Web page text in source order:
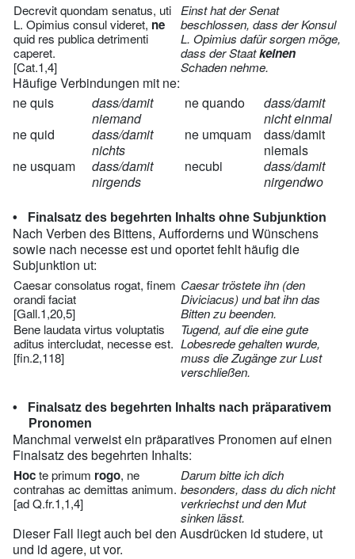
Decrevit quondam senatus, uti
L. Opimius consul videret, ne
quid res publica detrimenti
caperet.
[Cat.1,4]
Einst hat der Senat
beschlossen, dass der Konsul
L. Opimius dafür sorgen möge,
dass der Staatkeinen
Schaden nehme.
Häufige Verbindungen mit ne:
ne quis
dass/damit
niemand
ne quando
dass/damit
nicht einmal
ne quid
dass/damit
nichts
ne umquam
dass/damit
niemals
ne usquam
dass/damit
nirgends
necubi
dass/damit
nirgendwo
Finalsatz des begehrten Inhalts ohne Subjunktion
Nach Verben des Bittens, Aufforderns und Wünschens
sowie nach necesse est und oportet fehlt häufig die
Subjunktion ut:
Caesar consolatus rogat, finem
orandi faciat
[Gall.1,20,5]
Caesar tröstete ihn (den
Diviciacus) und bat ihn das
Bitten zu beenden.
Bene laudata virtus voluptatis
aditus intercludat, necesse est.
[fin.2,118]
Tugend, auf die eine gute
Lobesrede gehalten wurde,
muss die Zugänge zur Lust
verschließen.
Finalsatz des begehrten Inhalts nach präparativem
Pronomen
Manchmal verweist ein präparatives Pronomen auf einen
Finalsatz des begehrten Inhalts:
Hocte primum rogo, ne
contrahas ac demittas animum.
[ad Q.fr.1,1,4]
Darum bitte ich dich
besonders, dass du dich nicht
verkriechst und den Mut
sinken lässt.
Dieser Fall liegt auch bei den Ausdrücken id studere, ut
und id agere, ut vor.